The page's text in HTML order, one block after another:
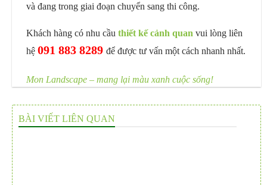
và đang trong giai đoạn chuyển sang thi công.
Khách hàng có nhu cầu thiết kế cảnh quan vui lòng liên
hệ 091 883 8289 để được tư vấn một cách nhanh nhất.
Mon Landscape – mang lại màu xanh cuộc sống!
BÀI VIẾT LIÊN QUAN